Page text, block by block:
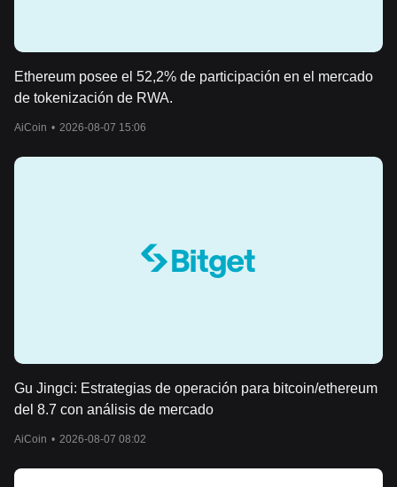
Ethereum posee el 52,2% de participación en el mercado
de tokenización de RWA.
AiCoin • 2026-08-07 15:06
Gu Jingci: Estrategias de operación para bitcoin/ethereum
del 8.7 con análisis de mercado
AiCoin • 2026-08-07 08:02